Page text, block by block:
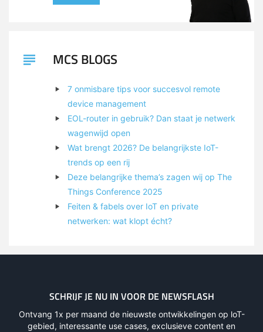
MCS BLOGS
7 onmisbare tips voor succesvol remote
device management
EOL-router in gebruik? Dan staat je netwerk
wagenwijd open
Wat brengt 2026? De belangrijkste IoT-
trends op een rij
Deze belangrijke thema’s zagen wij op The
Things Conference 2025
Feiten & fabels over IoT en private
netwerken: wat klopt écht?
SCHRIJF JE NU IN VOOR DE NEWSFLASH
Ontvang 1x per maand de nieuwste ontwikkelingen op loT-
gebied, interessante use cases, exclusieve content en